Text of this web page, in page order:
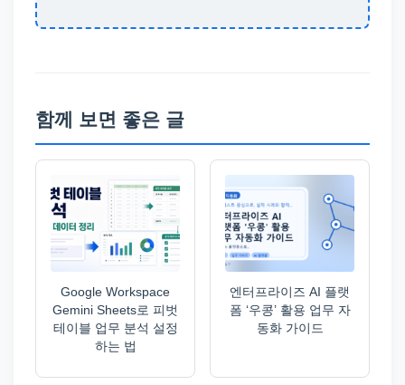
함께 보면 좋은 글
Google Workspace
Gemini Sheets로 피벗
테이블 업무 분석 설정
하는 법
엔터프라이즈 AI 플랫
폼 ‘우콩’ 활용 업무 자
동화 가이드